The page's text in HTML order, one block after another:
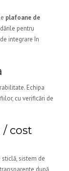
plafoane de
pentru
integrare în
Echipa
cu verificări de
cost
sistem de
după